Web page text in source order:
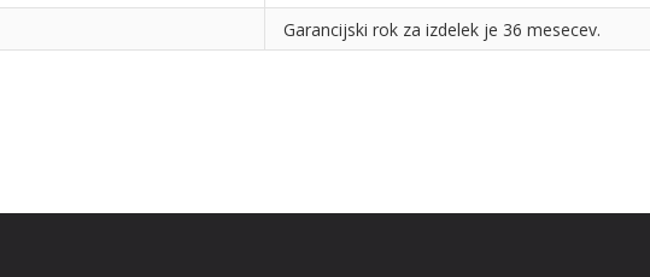
Garancijski rok za izdelek je 36 mesecev.